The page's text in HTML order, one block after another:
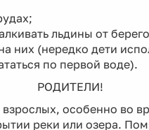
льдины от
них (нередко дети
по первой воде).
РОДИТЕЛИ!
особенно во
реки или озера.